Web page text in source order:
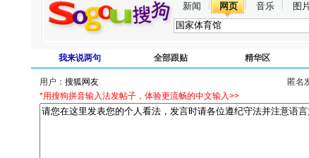
新闻 网页 音乐 图
我来说两句 全部跟贴 精华区
用户： 匿名
*用搜狗拼音输入法发帖子，体验更流畅的中文输入>>